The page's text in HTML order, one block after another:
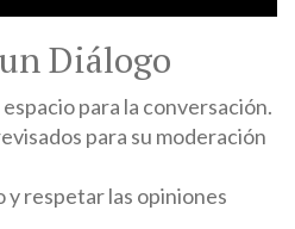
Diálogo
para la conversación.
para su moderación
y respetar las opiniones